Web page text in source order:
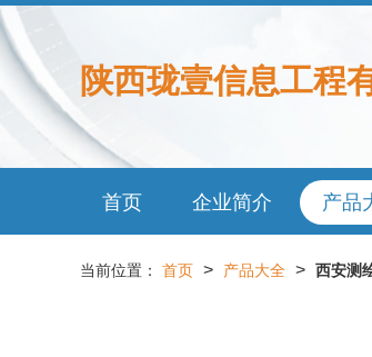
陕西珑壹信息工程
首页 企业简介 产品
当前位置： 首页 > 产品大全 > 西安测